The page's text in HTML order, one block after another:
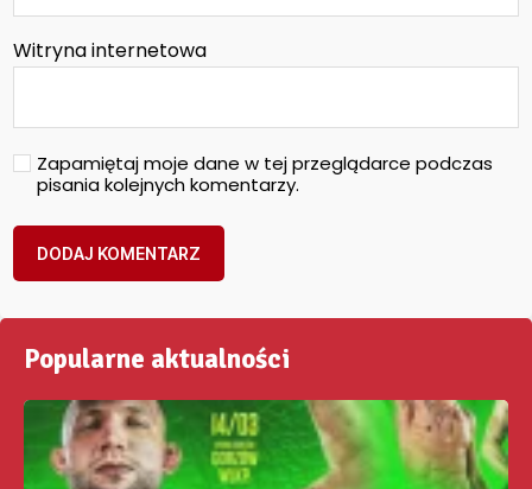
Witryna internetowa
Zapamiętaj moje dane w tej przeglądarce podczas
pisania kolejnych komentarzy.
Popularne aktualności